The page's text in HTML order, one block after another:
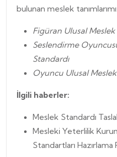
bulunan meslek
Figüran Ulusal Meslek
Seslendirme
Standardı
Oyuncu Ulusal
İlgili haberler:
Meslek Standardı
Mesleki Yeterlilik
Standartları